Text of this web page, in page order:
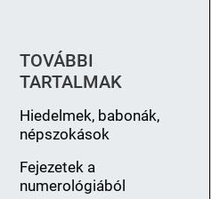
TOVÁBBI
TARTALMAK
Hiedelmek, babonák,
népszokások
Fejezetek a
numerológiából